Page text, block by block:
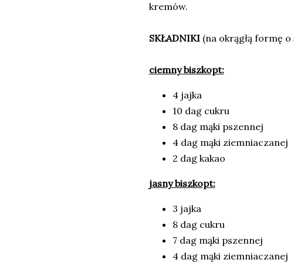
kremów.
SKŁADNIKI (na okrągłą formę
ciemny biszkopt:
4 jajka
10 dag cukru
8 dag mąki pszennej
4 dag mąki ziemniaczanej
2 dag kakao
jasny biszkopt:
3 jajka
8 dag cukru
7 dag mąki pszennej
4 dag mąki ziemniaczanej